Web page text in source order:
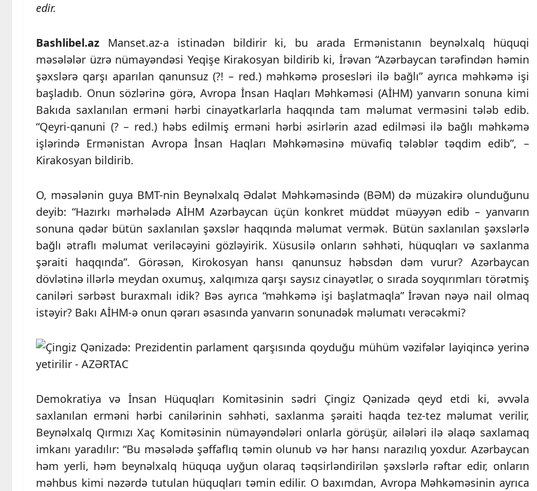
edir.
Bashlibel.az Manset.az-a istinadən bildirir ki, bu arada Ermənistanın beynəlxalq hüquqi
məsələlər üzrə nümayəndəsi Yeqişe Kirakosyan bildirib ki, İrəvan “Azərbaycan tərəfindən həmin
şəxslərə qarşı aparılan qanunsuz (?! – red.) məhkəmə prosesləri ilə bağlı” ayrıca məhkəmə işi
başladıb. Onun sözlərinə görə, Avropa İnsan Haqları Məhkəməsi (AİHM) yanvarın sonuna kimi
Bakıda saxlanılan erməni hərbi cinayətkarlarla haqqında tam məlumat verməsini tələb edib.
“Qeyri-qanuni (? – red.) həbs edilmiş erməni hərbi əsirlərin azad edilməsi ilə bağlı məhkəmə
işlərində Ermənistan Avropa İnsan Haqları Məhkəməsinə müvafiq tələblər təqdim edib”, –
Kirakosyan bildirib.
O, məsələnin guya BMT-nin Beynəlxalq Ədalət Məhkəməsində (BƏM) də müzakirə olunduğunu
deyib: “Hazırkı mərhələdə AİHM Azərbaycan üçün konkret müddət müəyyən edib – yanvarın
sonuna qədər bütün saxlanılan şəxslər haqqında məlumat vermək. Bütün saxlanılan şəxslərlə
bağlı ətraflı məlumat veriləcəyini gözləyirik. Xüsusilə onların səhhəti, hüquqları və saxlanma
şəraiti haqqında”. Görəsən, Kirokosyan hansı qanunsuz həbsdən dəm vurur? Azərbaycan
dövlətinə illərlə meydan oxumuş, xalqımıza qarşı saysız cinayətlər, o sırada soyqırımları törətmiş
caniləri sərbəst buraxmalı idik? Bəs ayrıca “məhkəmə işi başlatmaqla” İrəvan nəyə nail olmaq
istəyir? Bakı AİHM-ə onun qərarı əsasında yanvarın sonunadək məlumatı verəcəkmi?
Demokratiya və İnsan Hüquqları Komitəsinin sədri Çingiz Qənizadə qeyd etdi ki, əvvəla
saxlanılan erməni hərbi canilərinin səhhəti, saxlanma şəraiti haqda tez-tez məlumat verilir,
Beynəlxalq Qırmızı Xaç Komitəsinin nümayəndələri onlarla görüşür, ailələri ilə əlaqə saxlamaq
imkanı yaradılır: “Bu məsələdə şəffaflıq təmin olunub və hər hansı narazılıq yoxdur. Azərbaycan
həm yerli, həm beynəlxalq hüquqa uyğun olaraq təqsirləndirilən şəxslərlə rəftar edir, onların
məhbus kimi nəzərdə tutulan hüquqları təmin edilir. O baxımdan, Avropa Məhkəməsinin ayrıca